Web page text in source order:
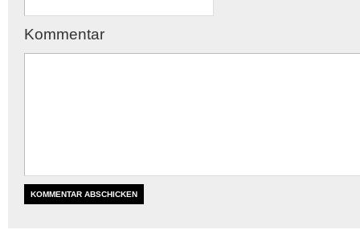
Kommentar